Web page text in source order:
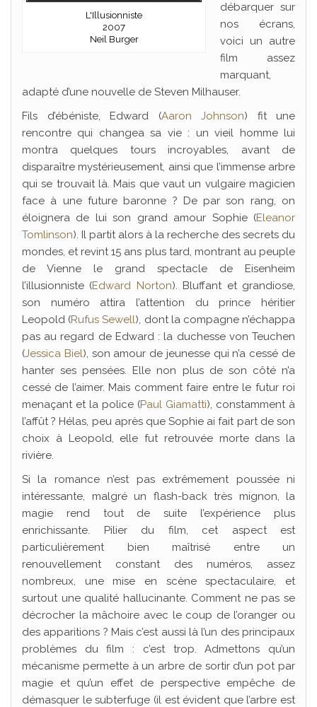
L'Illusionniste
2007
Neil Burger
débarquer sur
nos écrans,
voici un autre
film assez
marquant,
adapté d’une nouvelle de Steven Milhauser.
Fils d’ébéniste, Edward (Aaron Johnson) fit une
rencontre qui changea sa vie : un vieil homme lui
montra quelques tours incroyables, avant de
disparaître mystérieusement, ainsi que l’immense arbre
qui se trouvait là. Mais que vaut un vulgaire magicien
face à une future baronne ? De par son rang, on
éloignera de lui son grand amour Sophie (Eleanor
Tomlinson). Il partit alors à la recherche des secrets du
mondes, et revint 15 ans plus tard, montrant au peuple
de Vienne le grand spectacle de Eisenheim
l’illusionniste (Edward Norton). Bluffant et grandiose,
son numéro attira l’attention du prince héritier
Leopold (Rufus Sewell), dont la compagne n’échappa
pas au regard de Edward : la duchesse von Teuchen
(Jessica Biel), son amour de jeunesse qui n’a cessé de
hanter ses pensées. Elle non plus de son côté n’a
cessé de l’aimer. Mais comment faire entre le futur roi
menaçant et la police (Paul Giamatti), constamment à
l’affût ? Hélas, peu après que Sophie ai fait part de son
choix à Leopold, elle fut retrouvée morte dans la
rivière.
Si la romance n’est pas extrêmement poussée ni
intéressante, malgré un flash-back très mignon, la
magie rend tout de suite l’expérience plus
enrichissante. Pilier du film, cet aspect est
particulièrement bien maîtrisé entre un
renouvellement constant des numéros, assez
nombreux, une mise en scène spectaculaire, et
surtout une qualité hallucinante. Comment ne pas se
décrocher la mâchoire avec le coup de l’oranger ou
des apparitions ? Mais c’est aussi là l’un des principaux
problèmes du film : c’est trop. Admettons qu’un
mécanisme permette à un arbre de sortir d’un pot par
magie et qu’un effet de perspective empêche de
démasquer le subterfuge (il est évident que l’arbre est